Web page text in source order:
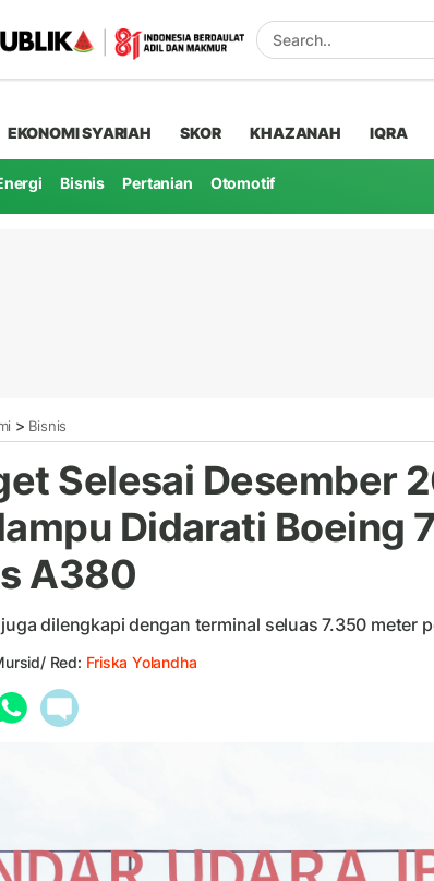
EKONOMI SYARIAH SKOR KHAZANAH IQRA
Bisnis Pertanian Otomotif
> Bisnis
Selesai Desember
Didarati Boeing
A380
juga dilengkapi dengan terminal seluas 7.350 meter
Red: Friska Yolandha